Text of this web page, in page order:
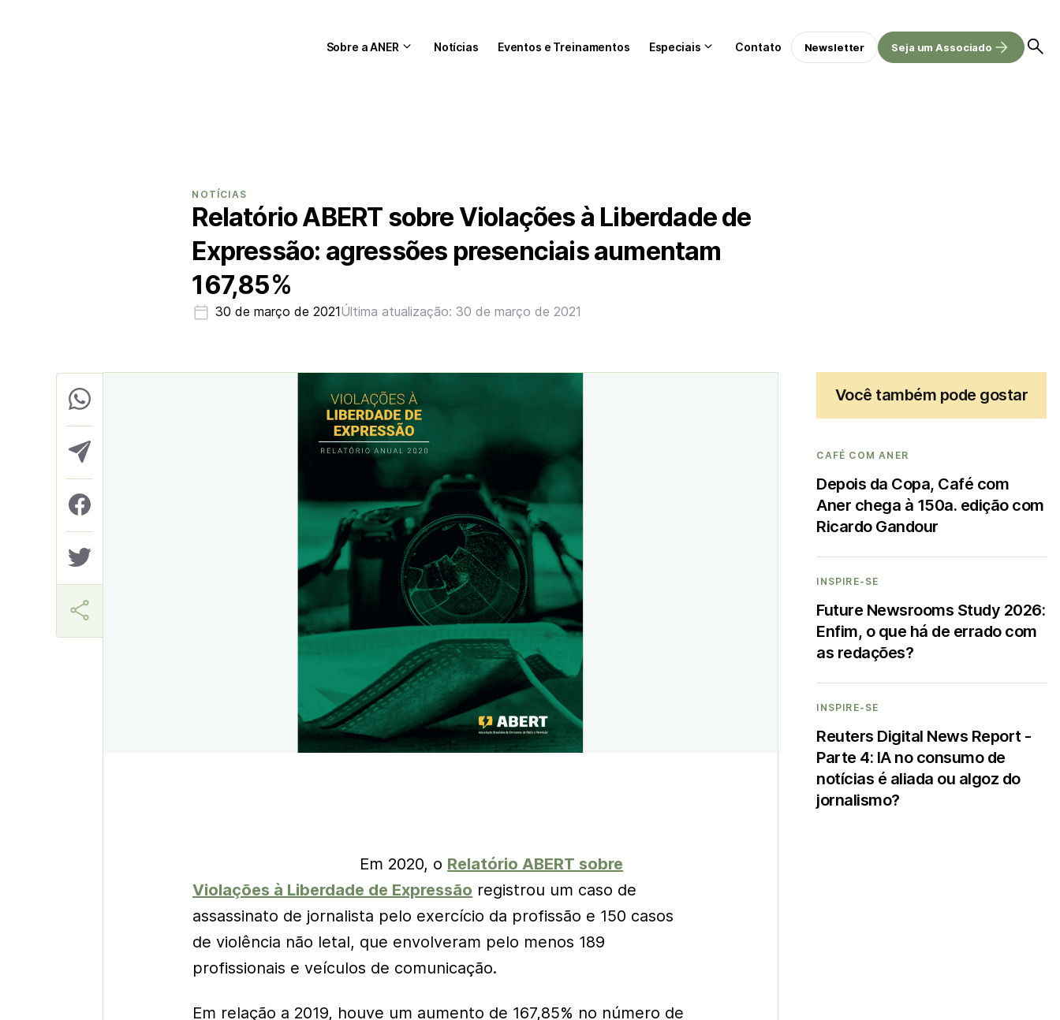
Sobre a ANER Notícias Eventos e Treinamentos Especiais Contato Newsletter Seja um Associado
NOTÍCIAS
Relatório ABERT sobre Violações à Liberdade de
Expressão: agressões presenciais aumentam
167,85%
30 de março de 2021Última atualização: 30 de março de 2021
Em 2020, o Relatório ABERT sobre
Violações à Liberdade de Expressão registrou um caso de
assassinato de jornalista pelo exercício da profissão e 150 casos
de violência não letal, que envolveram pelo menos 189
profissionais e veículos de comunicação.
Em relação a 2019, houve um aumento de 167,85% no número de
Você também pode gostar
CAFÉ COM ANER
Depois da Copa, Café com
Aner chega à 150a. edição com
Ricardo Gandour
INSPIRE-SE
Future Newsrooms Study 2026:
Enfim, o que há de errado com
as redações?
INSPIRE-SE
Reuters Digital News Report -
Parte 4: IA no consumo de
notícias é aliada ou algoz do
jornalismo?